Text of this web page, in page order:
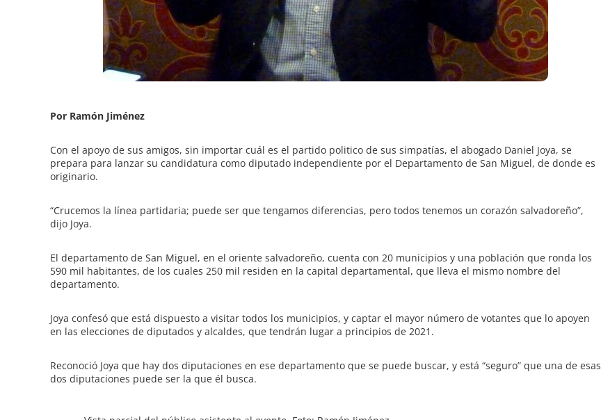
Por Ramón Jiménez
Con el apoyo de sus amigos, sin importar cuál es el partido politico de sus simpatías, el abogado Daniel Joya, se
prepara para lanzar su candidatura como diputado independiente por el Departamento de San Miguel, de donde es
originario.
“Crucemos la línea partidaria; puede ser que tengamos diferencias, pero todos tenemos un corazón salvadoreño”,
dijo Joya.
El departamento de San Miguel, en el oriente salvadoreño, cuenta con 20 municipios y una población que ronda los
590 mil habitantes, de los cuales 250 mil residen en la capital departamental, que lleva el mismo nombre del
departamento.
Joya confesó que está dispuesto a visitar todos los municipios, y captar el mayor número de votantes que lo apoyen
en las elecciones de diputados y alcaldes, que tendrán lugar a principios de 2021.
Reconoció Joya que hay dos diputaciones en ese departamento que se puede buscar, y está “seguro” que una de esas
dos diputaciones puede ser la que él busca.